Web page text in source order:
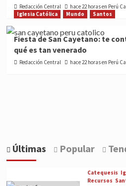
Redacción Central
hace 22 horas en Perú
Iglesia Católica
Mundo Santos
Fiesta de San Cayetano: te
qué es tan venerado
Redacción Central hace 22 horas en Perú
Últimas Popular
Catequesis
Recursos